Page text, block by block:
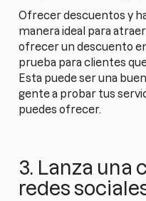
Ofrecer descuentos y
manera ideal para
ofrecer un descuento
prueba para clientes
Esta puede ser una
gente a probar tus
puedes ofrecer.
3. Lanza una
redes